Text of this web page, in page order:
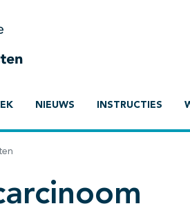
NIEUWS INSTRUCTIES